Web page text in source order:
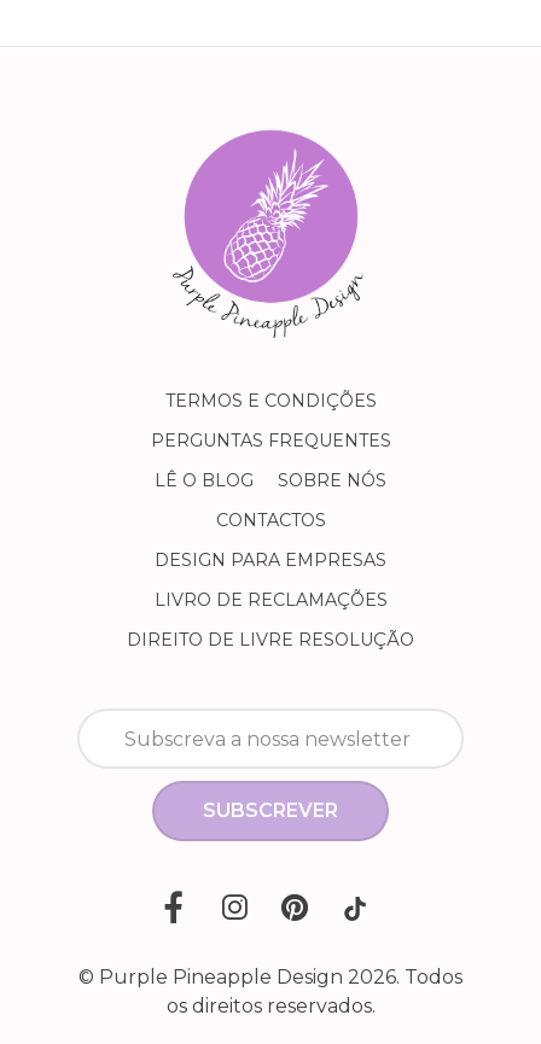
TERMOS E CONDIÇÕES
PERGUNTAS FREQUENTES
LÊ O BLOG
SOBRE NÓS
CONTACTOS
DESIGN PARA EMPRESAS
LIVRO DE RECLAMAÇÕES
DIREITO DE LIVRE RESOLUÇÃO
SUBSCREVER
© Purple Pineapple Design 2026. Todos
os direitos reservados.